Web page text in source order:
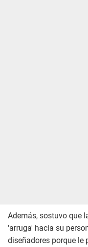
Además, sostuvo que
'arruga' hacia su
diseñadores porque le